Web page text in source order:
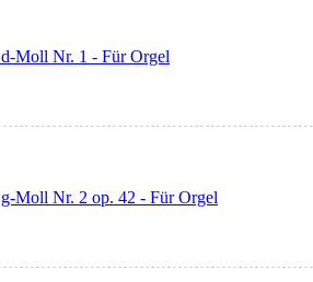
d-Moll Nr. 1 - Für Orgel
g-Moll Nr. 2 op. 42 - Für Orgel